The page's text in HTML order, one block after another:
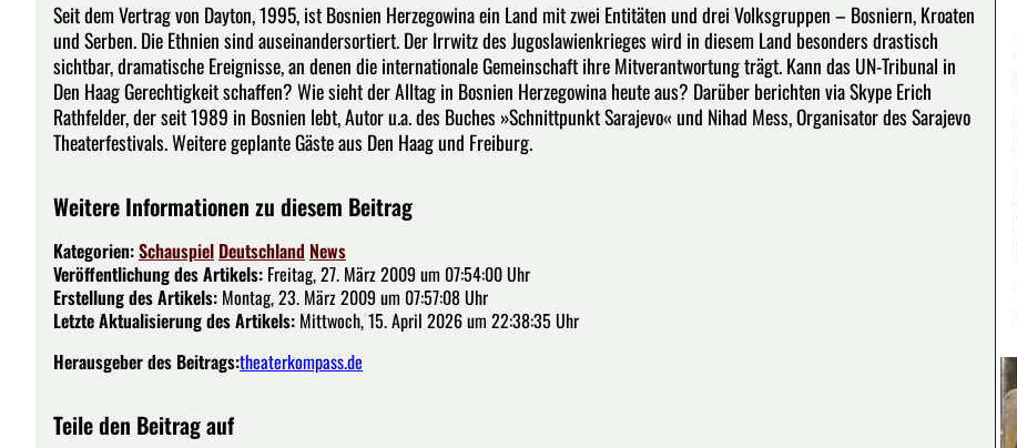
Seit dem Vertrag von Dayton, 1995, ist Bosnien Herzegowina ein Land mit zwei Entitäten und drei Volksgruppen – Bosniern, Kroaten
und Serben. Die Ethnien sind auseinandersortiert. Der Irrwitz des Jugoslawienkrieges wird in diesem Land besonders drastisch
sichtbar, dramatische Ereignisse, an denen die internationale Gemeinschaft ihre Mitverantwortung trägt. Kann das UN-Tribunal in
Den Haag Gerechtigkeit schaffen? Wie sieht der Alltag in Bosnien Herzegowina heute aus? Darüber berichten via Skype Erich
Rathfelder, der seit 1989 in Bosnien lebt, Autor u.a. des Buches »Schnittpunkt Sarajevo« und Nihad Mess, Organisator des Sarajevo
Theaterfestivals. Weitere geplante Gäste aus Den Haag und Freiburg.
Weitere Informationen zu diesem Beitrag
Kategorien:Schauspiel Deutschland News
Veröffentlichung des Artikels: Freitag, 27. März 2009 um 07:54:00 Uhr
Erstellung des Artikels: Montag, 23. März 2009 um 07:57:08 Uhr
Letzte Aktualisierung des Artikels: Mittwoch, 15. April 2026 um 22:38:35 Uhr
Herausgeber des Beitrags:theaterkompass.de
Teile den Beitrag auf